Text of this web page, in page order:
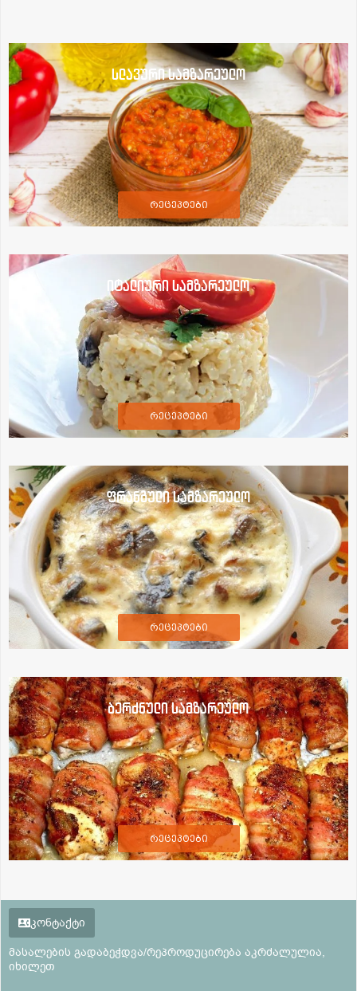
სლავური სამზარეულო
რეცეპტები
იტალიური სამზარეულო
რეცეპტები
ფრანგული სამზარეულო
რეცეპტები
ბერძნული სამზარეულო
რეცეპტები
კონტაქტი
მასალების გადაბეჭდვა/რეპროდუცირება აკრძალულია,
იხილეთ